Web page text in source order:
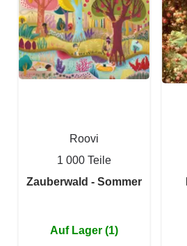
Roovi
1 000 Teile
Zauberwald - Sommer
Auf Lager (1)